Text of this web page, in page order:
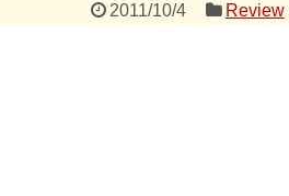
2011/10/4 Review